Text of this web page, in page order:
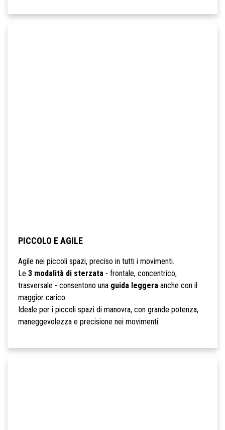
PICCOLO E AGILE
Agile nei piccoli spazi, preciso in tutti i movimenti.
Le 3 modalità di sterzata- frontale, concentrico,
trasversale - consentono una guida leggeraanche con il
maggior carico.
Ideale per i piccoli spazi di manovra, con grande potenza,
maneggevolezza e precisione nei movimenti.